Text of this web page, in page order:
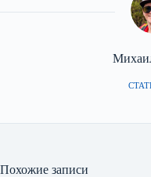
Похожие записи